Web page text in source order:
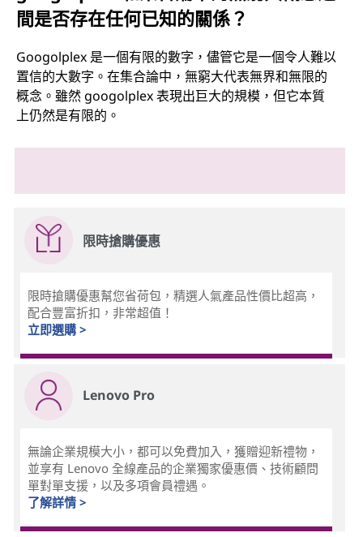
間是否存在任何已知的關係？
Googolplex 是一個有限的數字，儘管它是一個令人難以
置信的大數字。在集合論中，無窮大代表無界和無限的
概念。雖然 googolplex 表現出巨大的規模，但它本質
上仍然是有限的。
限時搶購優惠
限時搶購優惠幫您省荷包，精選人氣產品性價比超高，
配合豐富折扣，非常超值！
立即選購 >
Lenovo Pro
無論企業規模大小，都可以免費加入，獲贈迎新禮物，
並享有 Lenovo 全線產品的企業獨家優惠價、技術顧問
單對單支援，以及多項會員禮遇。
了解詳情 >